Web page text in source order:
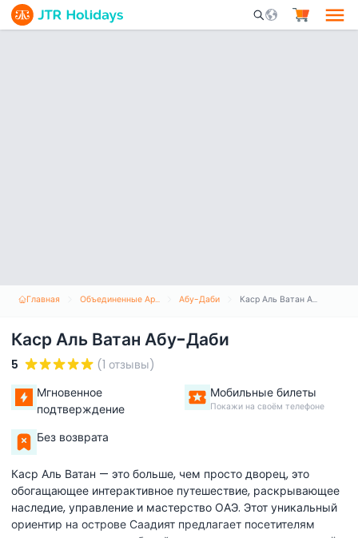
Mobile Search
Главная Объединенные Арабские Эмираты Абу-Даби Каср Аль Ватан Абу-Даби
Каср Аль Ватан Абу-Даби
5
(1 отзывы)
Мгновенное
подтверждение
Мобильные билеты
Покажи на своём телефоне
Без возврата
Каср Аль Ватан — это больше, чем просто дворец, это
обогащающее интерактивное путешествие, раскрывающее
наследие, управление и мастерство ОАЭ. Этот уникальный
ориентир на острове Саадият предлагает посетителям